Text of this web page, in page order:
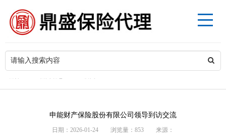
申能财产保险股份有限公司领导到访交流
日期：2026-01-24 浏览量：853 来源：